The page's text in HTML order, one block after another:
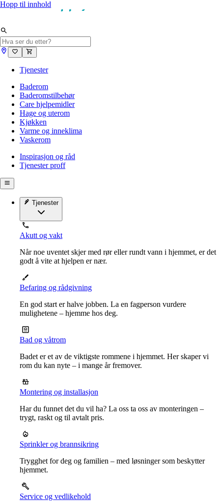
Hopp til innhold
Tjenester
Baderom
Baderomstilbehør
Care hjelpemidler
Hage og uterom
Kjøkken
Varme og inneklima
Vaskerom
Inspirasjon og råd
Tjenester proff
Tjenester
Akutt og vakt
Når noe uventet skjer med rør eller rundt vann i hjemmet, er det
godt å vite at hjelpen er nær.
Befaring og rådgivning
En god start er halve jobben. La en fagperson vurdere
mulighetene – hjemme hos deg.
Bad og våtrom
Badet er et av de viktigste rommene i hjemmet. Her skaper vi
rom du kan nyte – i mange år fremover.
Montering og installasjon
Har du funnet det du vil ha? La oss ta oss av monteringen –
trygt, raskt og til avtalt pris.
Sprinkler og brannsikring
Trygghet for deg og familien – med løsninger som beskytter
hjemmet.
Service og vedlikehold